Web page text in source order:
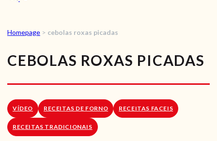
RECEITAS
VÍDEOS
RECEITAS VEGGIE
SOBRE NÓS
LOJA ONLINE
Homepage > cebolas roxas picadas
CEBOLAS ROXAS PICADAS
VÍDEO RECEITAS DE FORNO RECEITAS FACEIS
RECEITAS TRADICIONAIS